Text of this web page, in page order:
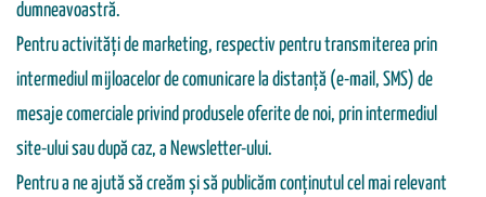
dumneavoastră.
Pentru activităţi de marketing, respectiv pentru transmiterea prin
intermediul mijloacelor de comunicare la distanţă (e-mail, SMS) de
mesaje comerciale privind produsele oferite de noi, prin intermediul
site-ului sau după caz, a Newsletter-ului.
Pentru a ne ajută să creăm și să publicăm conținutul cel mai relevant